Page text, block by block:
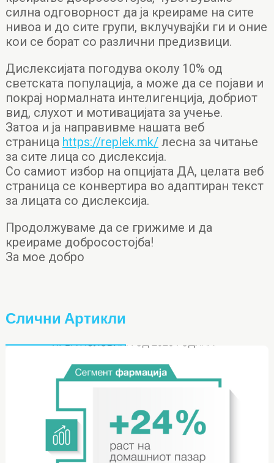
силна одговорност да ја креираме на сите
нивоа и до сите групи, вклучувајќи ги и оние
кои се борат со различни предизвици.
Дислексијата погодува околу 10% од
светската популација, а може да се појави и
покрај нормалната интелигенција, добриот
вид, слухот и мотивацијата за учење.
Затоа и ја направивме нашата веб
страница https://replek.mk/лесна за читање
за сите лица со дислексија.
Со самиот избор на опцијата ДА, целата веб
страница се конвертира во адаптиран текст
за лицата со дислексија.
Продолжуваме да се грижиме и да
креираме добросостојба!
За мое добро
Слични Артикли